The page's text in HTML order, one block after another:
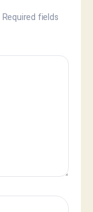
Required fields